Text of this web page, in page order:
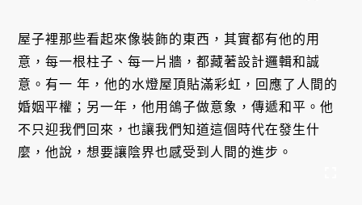
屋子裡那些看起來像裝飾的東西，其實都有他的用
意，每一根柱子、每一片牆，都藏著設計邏輯和誠
意。有一 年，他的水燈屋頂貼滿彩虹，回應了人間的
婚姻平權；另一年，他用鴿子做意象，傳遞和平。他
不只迎我們回來，也讓我們知道這個時代在發生什
麼，他說，想要讓陰界也感受到人間的進步。